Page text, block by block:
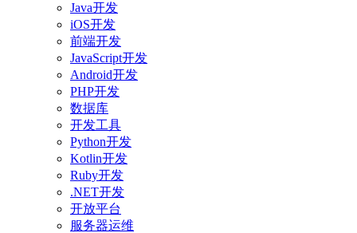
Java开发
iOS开发
前端开发
JavaScript开发
Android开发
PHP开发
数据库
开发工具
Python开发
Kotlin开发
Ruby开发
.NET开发
开放平台
服务器运维